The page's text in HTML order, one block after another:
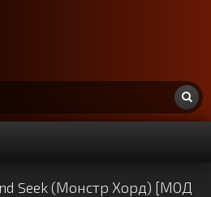
Seek (Монстр Хорд) [МОД